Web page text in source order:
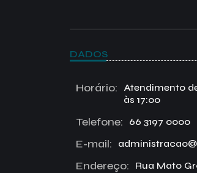
DADOS
Horário:
Atendimento
às 17:00
Telefone: 66 3197 0000
E-mail:
Endereço: Rua Mato